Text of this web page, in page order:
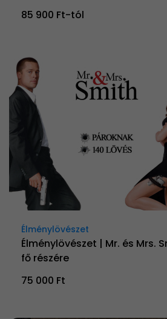
85 900 Ft-tól
Élménylövészet
Élménylövészet | Mr. és Mrs.
fő részére
75 000 Ft